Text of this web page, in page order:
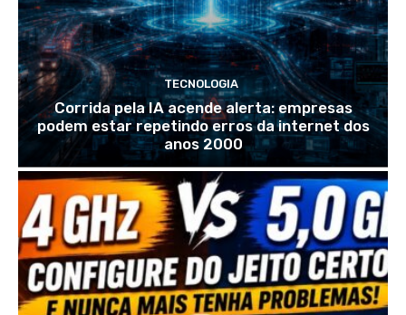
TECNOLOGIA
Corrida pela IA acende alerta: empresas
podem estar repetindo erros da internet dos
anos 2000